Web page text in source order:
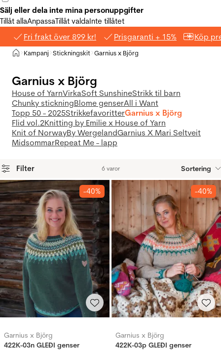
Sälj eller dela inte mina personuppgifter
Tillåt allaAnpassaTillåt valdaInte tillåtet
Fri frakt över 899 kr! Prisgaranti + 15% Köp
Hem
>Kampanj >Stickningskit >Garnius x Björg
Garnius x Björg
House of YarnVirkaSoft SunshineStrikk til barn
Chunky stickningBlome genserAll i Want
Topp 50 - 2025StrikkefavoritterGarnius x Björg
Flid vol.2Knitting by Emilie x House of Yarn
Knit of NorwayBy WergelandGarnius X Mari Seltveit
MidsommarRepeat Me - lapp
Filter 6 varor Sortering
Produkter
-40%
Garnius x Björg
422K-03n GLEÐI genser
-40%
Garnius x Björg
422K-03p GLEÐI genser